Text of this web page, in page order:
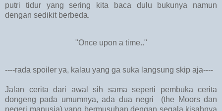
putri tidur yang sering kita baca dulu bukunya namun
dengan sedikit berbeda.
"Once upon a time.."
----rada spoiler ya, kalau yang ga suka langsung skip aja----
Jalan cerita dari awal sih sama seperti pembuka cerita
dongeng pada umumnya, ada dua negri (the Moors dan